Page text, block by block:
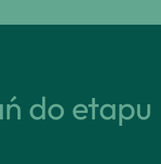
do etapu